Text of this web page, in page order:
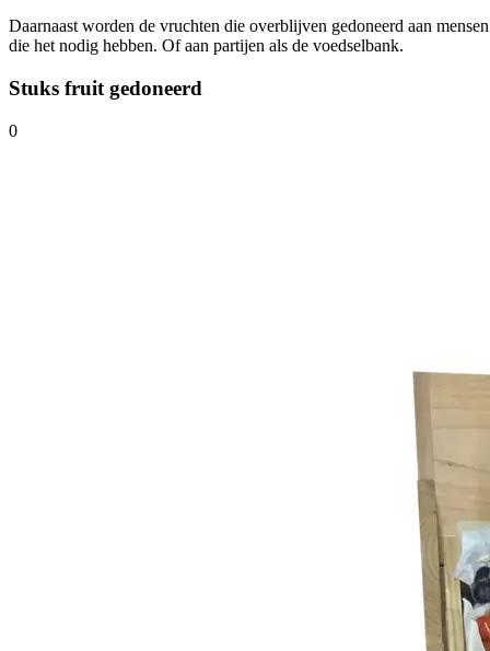
Daarnaast worden de vruchten die overblijven gedoneerd aan mensen
die het nodig hebben. Of aan partijen als de voedselbank.
Stuks fruit gedoneerd
0